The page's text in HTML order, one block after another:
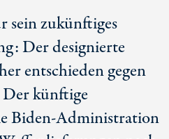
sein zukünftiges
Der designierte
entschieden gegen
Der künftige
Biden-Administration